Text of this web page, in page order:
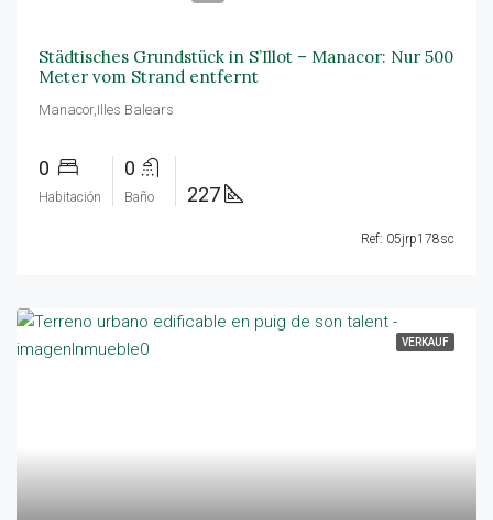
Städtisches Grundstück in S’Illot – Manacor: Nur 500
Meter vom Strand entfernt
Manacor,Illes Balears
0
Habitación
0
Baño 227
Ref: 05jrp178sc
VERKAUF